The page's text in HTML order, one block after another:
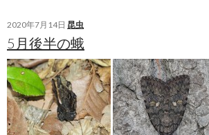
の
蛾
2020年7月14日 昆虫
5月後半の蛾